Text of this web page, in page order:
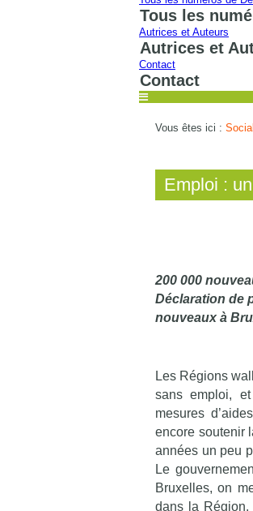
Tous les
Autrices et Auteurs
Autrices et
Contact
Contact
Vous êtes ici : Social
Emploi :
200 000
Déclaration de
nouveaux à
Les Régions
sans emploi,
mesures
encore soutenir
années un peu
Le
Bruxelles, on
dans la